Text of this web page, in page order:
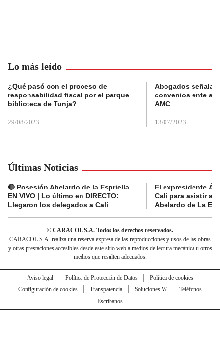
Lo más leído
¿Qué pasó con el proceso de
responsabilidad fiscal por el parque
biblioteca de Tunja?
29/08/2023
Abogados
convenios ente
AMC
13/07/2023
Últimas Noticias
🔴 Posesión Abelardo de la Espriella
EN VIVO | Lo último en DIRECTO:
Llegaron los delegados a Cali
El expresidente
Cali para asistir a
Abelardo de La
© CARACOL S.A. Todos los derechos reservados.
CARACOL S.A. realiza una reserva expresa de las reproducciones y usos de las obras
y otras prestaciones accesibles desde este sitio web a medios de lectura mecánica u otros
medios que resulten adecuados.
Aviso legal Política de Protección de Datos
Política de cookies
Configuración de cookies
Transparencia Soluciones W
Teléfonos
Escríbanos